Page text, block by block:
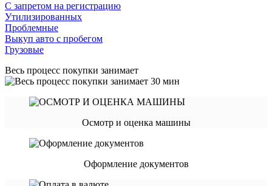
С запретом на регистрацию
Утилизированных
Проблемные
Выкуп авто с пробегом
Грузовые
Весь процесс покупки занимает
Осмотр и оценка машины
Оформление документов